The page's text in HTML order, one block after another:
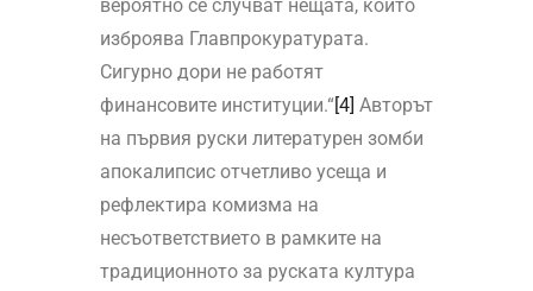
вероятно се случват нещата, които
изброява Главпрокуратурата.
Сигурно дори не работят
финансовите институции.“[4] Авторът
на първия руски литературен зомби
апокалипсис отчетливо усеща и
рефлектира комизма на
несъответствието в рамките на
традиционното за руската култура